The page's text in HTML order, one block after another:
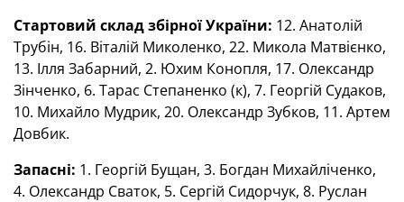
Стартовий склад збірної України: 12. Анатолій
Трубін, 16. Віталій Миколенко, 22. Микола Матвієнко,
13. Ілля Забарний, 2. Юхим Конопля, 17. Олександр
Зінченко, 6. Тарас Степаненко (к), 7. Георгій Судаков,
10. Михайло Мудрик, 20. Олександр Зубков, 11. Артем
Довбик.
Запасні: 1. Георгій Бущан, 3. Богдан Михайліченко,
4. Олександр Сваток, 5. Сергій Сидорчук, 8. Руслан